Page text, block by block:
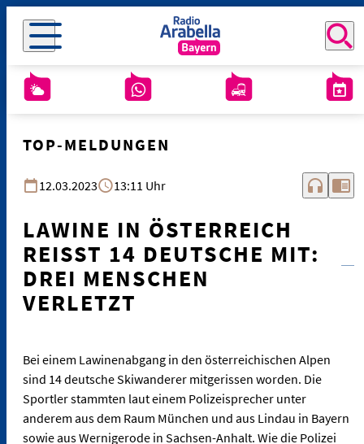
TOP-MELDUNGEN
12.03.2023 13:11 Uhr headphones chrome_reader_mode
LAWINE IN ÖSTERREICH
REISST 14 DEUTSCHE MIT: D
REI MENSCHEN V
ERLETZT
Bei einem Lawinenabgang in den österreichischen Alpen
sind 14 deutsche Skiwanderer mitgerissen worden. Die
Sportler stammten laut einem Polizeisprecher unter
anderem aus dem Raum München und aus Lindau in Bayern
sowie aus Wernigerode in Sachsen-Anhalt. Wie die Polizei